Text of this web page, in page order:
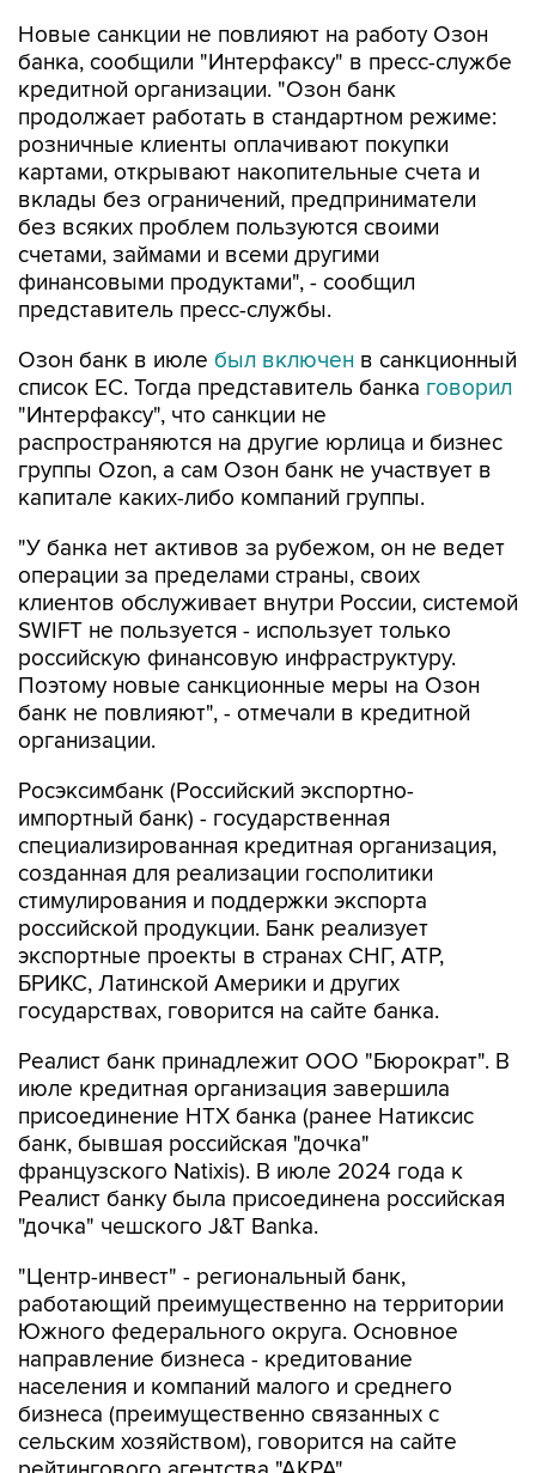
Новые санкции не повлияют на работу Озон
банка, сообщили "Интерфаксу" в пресс-службе
кредитной организации. "Озон банк
продолжает работать в стандартном режиме:
розничные клиенты оплачивают покупки
картами, открывают накопительные счета и
вклады без ограничений, предприниматели
без всяких проблем пользуются своими
счетами, займами и всеми другими
финансовыми продуктами", - сообщил
представитель пресс-службы.
Озон банк в июле был включен в санкционный
список ЕС. Тогда представитель банка говорил
"Интерфаксу", что санкции не
распространяются на другие юрлица и бизнес
группы Ozon, а сам Озон банк не участвует в
капитале каких-либо компаний группы.
"У банка нет активов за рубежом, он не ведет
операции за пределами страны, своих
клиентов обслуживает внутри России, системой
SWIFT не пользуется - использует только
российскую финансовую инфраструктуру.
Поэтому новые санкционные меры на Озон
банк не повлияют", - отмечали в кредитной
организации.
Росэксимбанк (Российский экспортно-
импортный банк) - государственная
специализированная кредитная организация,
созданная для реализации госполитики
стимулирования и поддержки экспорта
российской продукции. Банк реализует
экспортные проекты в странах СНГ, АТР,
БРИКС, Латинской Америки и других
государствах, говорится на сайте банка.
Реалист банк принадлежит ООО "Бюрократ". В
июле кредитная организация завершила
присоединение НТХ банка (ранее Натиксис
банк, бывшая российская "дочка"
французского Natixis). В июле 2024 года к
Реалист банку была присоединена российская
"дочка" чешского J&T Banka.
"Центр-инвест" - региональный банк,
работающий преимущественно на территории
Южного федерального округа. Основное
направление бизнеса - кредитование
населения и компаний малого и среднего
бизнеса (преимущественно связанных с
сельским хозяйством), говорится на сайте